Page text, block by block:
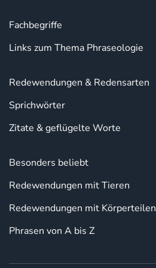
Fachbegriffe
Links zum Thema Phraseologie
Redewendungen & Redensarten
Sprichwörter
Zitate & geflügelte Worte
Besonders beliebt
Redewendungen mit Tieren
Redewendungen mit Körperteilen
Phrasen von A bis Z